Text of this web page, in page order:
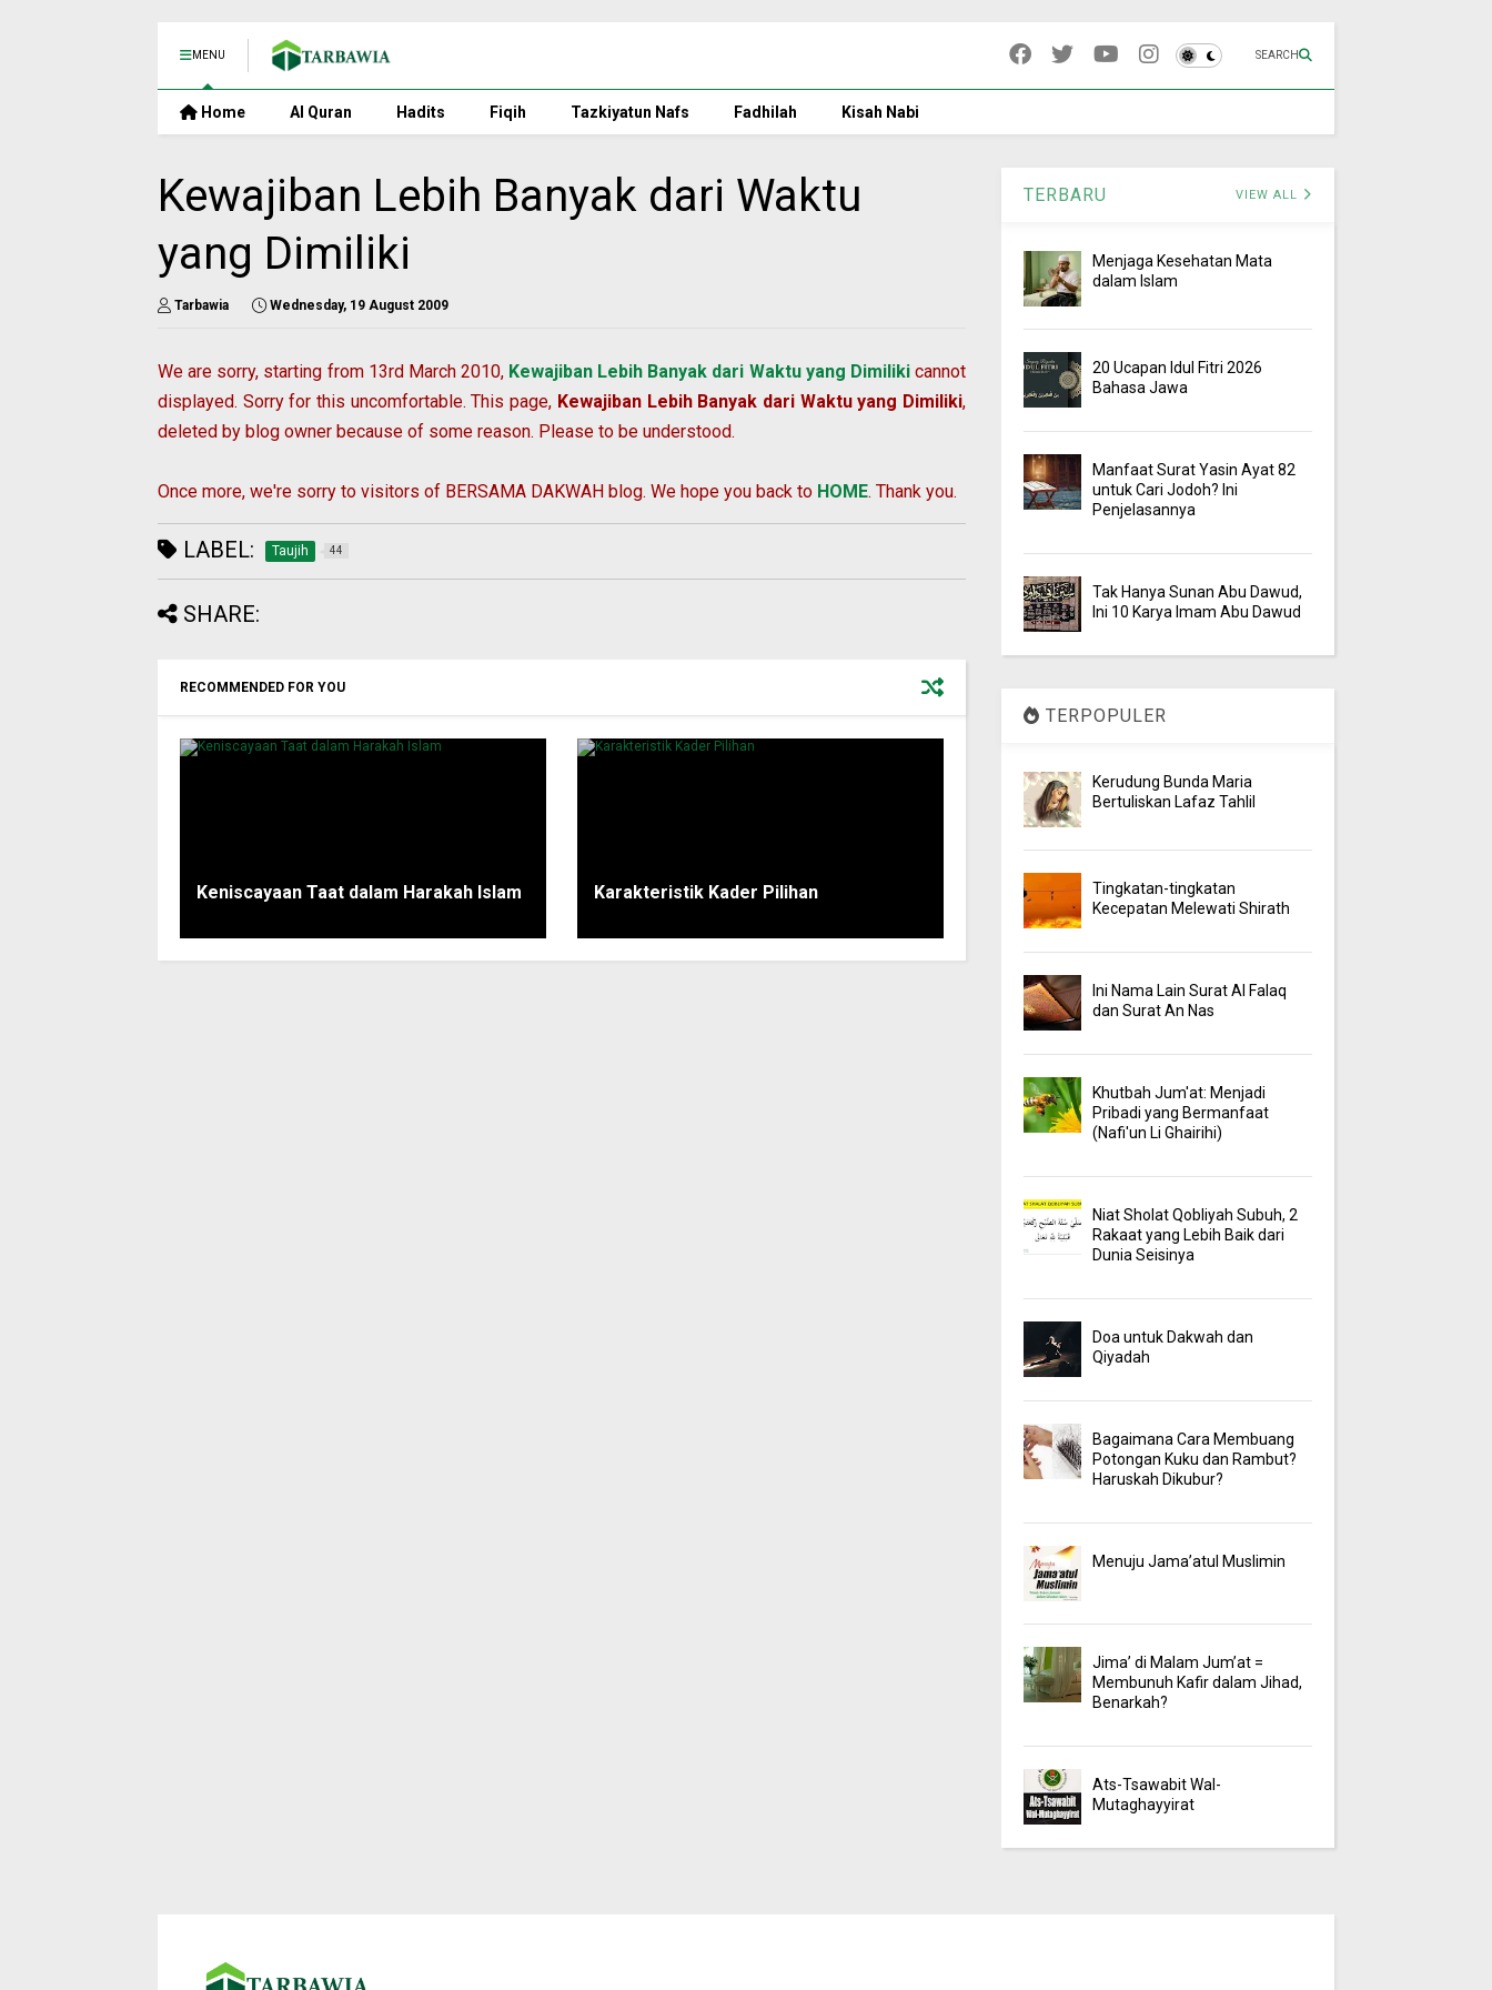
MENU SEARCH
Home Al Quran Hadits Fiqih Tazkiyatun Nafs Fadhilah Kisah Nabi
Kewajiban Lebih Banyak dari Waktu
yang Dimiliki
Tarbawia Wednesday, 19 August 2009
We are sorry, starting from 13rd March 2010, Kewajiban Lebih Banyak dari Waktu yang Dimilikicannot
displayed. Sorry for this uncomfortable. This page, Kewajiban Lebih Banyak dari Waktu yang Dimiliki,
deleted by blog owner because of some reason. Please to be understood.
Once more, we're sorry to visitors of BERSAMA DAKWAH blog. We hope you back to HOME. Thank you.
LABEL: Taujih 44
SHARE:
RECOMMENDED FOR YOU
Keniscayaan Taat dalam Harakah Islam Karakteristik Kader Pilihan
TERBARU VIEW ALL
Menjaga Kesehatan Mata
dalam Islam
20 Ucapan Idul Fitri 2026
Bahasa Jawa
Manfaat Surat Yasin Ayat 82
untuk Cari Jodoh? Ini
Penjelasannya
Tak Hanya Sunan Abu Dawud,
Ini 10 Karya Imam Abu Dawud
TERPOPULER
Kerudung Bunda Maria
Bertuliskan Lafaz Tahlil
Tingkatan-tingkatan
Kecepatan Melewati Shirath
Ini Nama Lain Surat Al Falaq
dan Surat An Nas
Khutbah Jum'at: Menjadi
Pribadi yang Bermanfaat
(Nafi'un Li Ghairihi)
Niat Sholat Qobliyah Subuh, 2
Rakaat yang Lebih Baik dari
Dunia Seisinya
Doa untuk Dakwah dan
Qiyadah
Bagaimana Cara Membuang
Potongan Kuku dan Rambut?
Haruskah Dikubur?
Menuju Jama’atul Muslimin
Jima’ di Malam Jum’at =
Membunuh Kafir dalam Jihad,
Benarkah?
Ats-Tsawabit Wal-
Mutaghayyirat